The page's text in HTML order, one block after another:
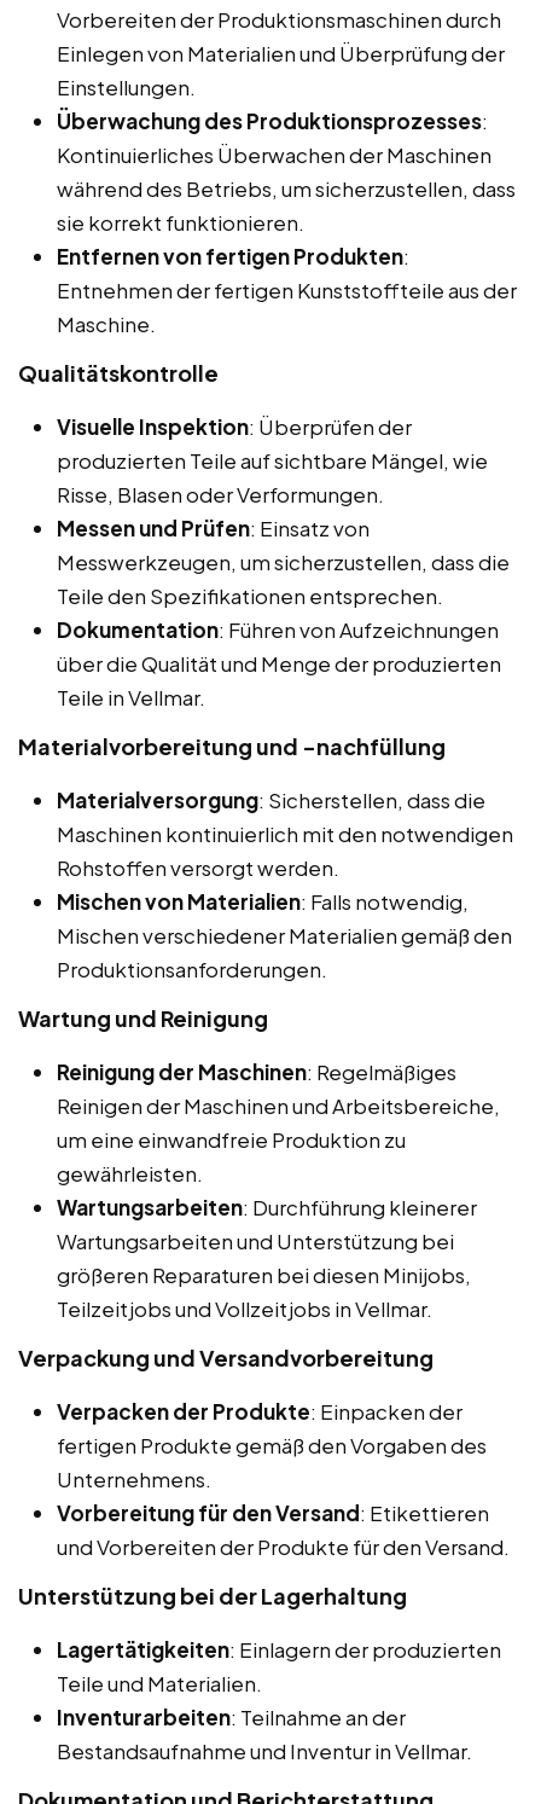
Vorbereiten der Produktionsmaschinen durch
Einlegen von Materialien und Überprüfung der
Einstellungen.
Überwachung des Produktionsprozesses:
Kontinuierliches Überwachen der Maschinen
während des Betriebs, um sicherzustellen, dass
sie korrekt funktionieren.
Entfernen von fertigen Produkten:
Entnehmen der fertigen Kunststoffteile aus der
Maschine.
Qualitätskontrolle
Visuelle Inspektion: Überprüfen der
produzierten Teile auf sichtbare Mängel, wie
Risse, Blasen oder Verformungen.
Messen und Prüfen: Einsatz von
Messwerkzeugen, um sicherzustellen, dass die
Teile den Spezifikationen entsprechen.
Dokumentation: Führen von Aufzeichnungen
über die Qualität und Menge der produzierten
Teile in Vellmar.
Materialvorbereitung und -nachfüllung
Materialversorgung: Sicherstellen, dass die
Maschinen kontinuierlich mit den notwendigen
Rohstoffen versorgt werden.
Mischen von Materialien: Falls notwendig,
Mischen verschiedener Materialien gemäß den
Produktionsanforderungen.
Wartung und Reinigung
Reinigung der Maschinen: Regelmäßiges
Reinigen der Maschinen und Arbeitsbereiche,
um eine einwandfreie Produktion zu
gewährleisten.
Wartungsarbeiten: Durchführung kleinerer
Wartungsarbeiten und Unterstützung bei
größeren Reparaturen bei diesen Minijobs,
Teilzeitjobs und Vollzeitjobs in Vellmar.
Verpackung und Versandvorbereitung
Verpacken der Produkte: Einpacken der
fertigen Produkte gemäß den Vorgaben des
Unternehmens.
Vorbereitung für den Versand: Etikettieren
und Vorbereiten der Produkte für den Versand.
Unterstützung bei der Lagerhaltung
Lagertätigkeiten: Einlagern der produzierten
Teile und Materialien.
Inventurarbeiten: Teilnahme an der
Bestandsaufnahme und Inventur in Vellmar.